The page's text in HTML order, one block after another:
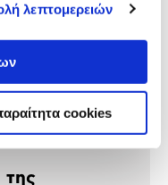
λεπτομερειών
cookies
της